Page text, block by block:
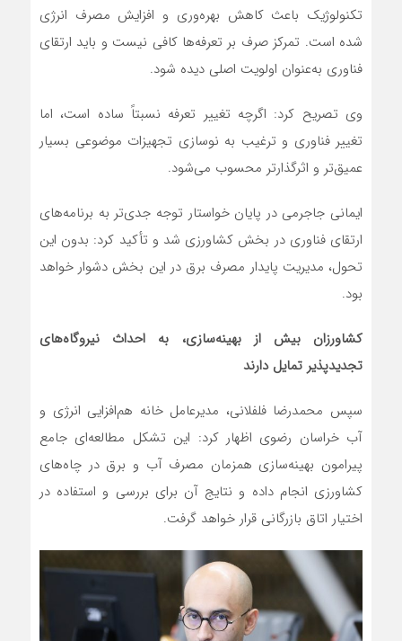
تکنولوژیک باعث کاهش بهره‌وری و افزایش مصرف انرژی
شده است. تمرکز صرف بر تعرفه‌ها کافی نیست و باید ارتقای
فناوری به‌عنوان اولویت اصلی دیده شود.
وی تصریح کرد: اگرچه تغییر تعرفه نسبتاً ساده است، اما
تغییر فناوری و ترغیب به نوسازی تجهیزات موضوعی بسیار
عمیق‌تر و اثرگذارتر محسوب می‌شود.
ایمانی جاجرمی در پایان خواستار توجه جدی‌تر به برنامه‌های
ارتقای فناوری در بخش کشاورزی شد و تأکید کرد: بدون این
تحول، مدیریت پایدار مصرف برق در این بخش دشوار خواهد
بود.
کشاورزان بیش از بهینه‌سازی، به احداث نیروگاه‌های
تجدیدپذیر تمایل دارند
سپس محمدرضا فلفلانی، مدیرعامل خانه هم‌افزایی انرژی و
آب خراسان رضوی اظهار کرد: این تشکل مطالعه‌ای جامع
پیرامون بهینه‌سازی همزمان مصرف آب و برق در چاه‌های
کشاورزی انجام داده و نتایج آن برای بررسی و استفاده در
اختیار اتاق بازرگانی قرار خواهد گرفت.